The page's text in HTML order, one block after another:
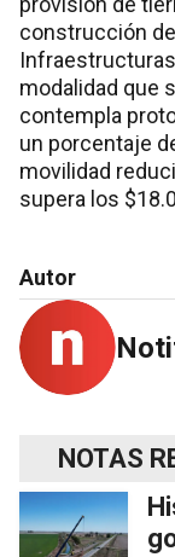
construcción
modalidad que
contempla
un porcentaje
movilidad
supera los
Autor
NOTAS